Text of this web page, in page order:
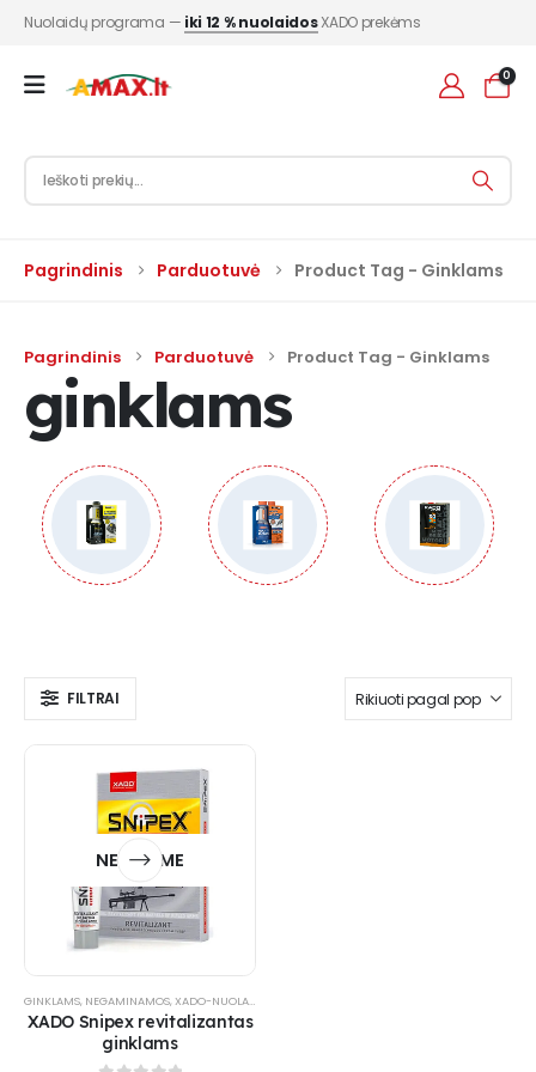
Nuolaidų programa — iki 12 % nuolaidosXADO prekėms
0
Pagrindinis Parduotuvė Product Tag - Ginklams
Pagrindinis Parduotuvė Product Tag - Ginklams
ginklams
FILTRAI
NETURIME
GINKLAMS, NEGAMINAMOS,XADO-NUOLAIDA
XADO Snipex revitalizantas
ginklams